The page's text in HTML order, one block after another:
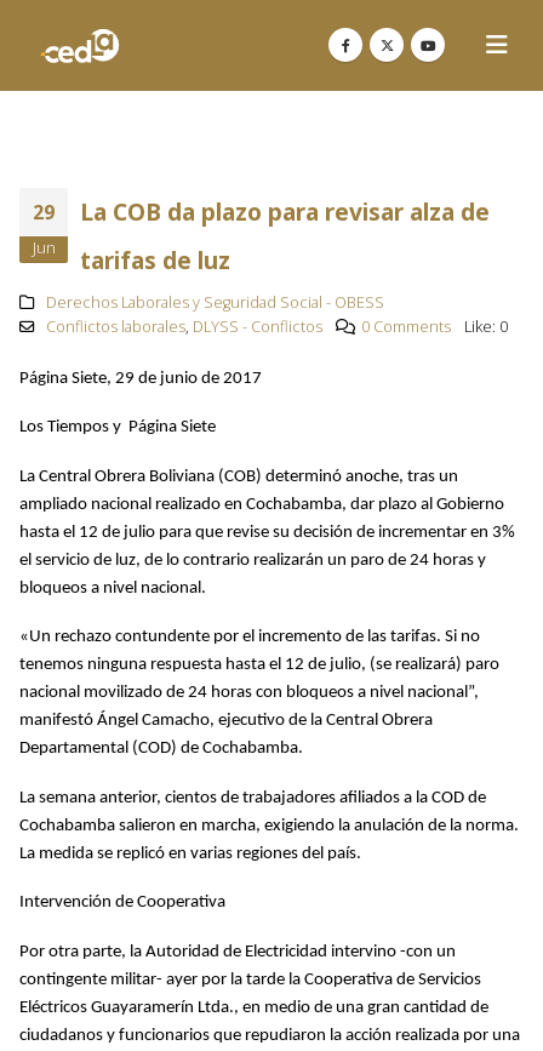
29
Jun
La COB da plazo para revisar alza de
tarifas de luz
Derechos Laborales y Seguridad Social - OBESS
Conflictos laborales, DLYSS - Conflictos 0 Comments Like: 0
Página Siete, 29 de junio de 2017
Los Tiempos y Página Siete
La Central Obrera Boliviana (COB) determinó anoche, tras un
ampliado nacional realizado en Cochabamba, dar plazo al Gobierno
hasta el 12 de julio para que revise su decisión de incrementar en 3%
el servicio de luz, de lo contrario realizarán un paro de 24 horas y
bloqueos a nivel nacional.
«Un rechazo contundente por el incremento de las tarifas. Si no
tenemos ninguna respuesta hasta el 12 de julio, (se realizará) paro
nacional movilizado de 24 horas con bloqueos a nivel nacional”,
manifestó Ángel Camacho, ejecutivo de la Central Obrera
Departamental (COD) de Cochabamba.
La semana anterior, cientos de trabajadores afiliados a la COD de
Cochabamba salieron en marcha, exigiendo la anulación de la norma.
La medida se replicó en varias regiones del país.
Intervención de Cooperativa
Por otra parte, la Autoridad de Electricidad intervino -con un
contingente militar- ayer por la tarde la Cooperativa de Servicios
Eléctricos Guayaramerín Ltda., en medio de una gran cantidad de
ciudadanos y funcionarios que repudiaron la acción realizada por una